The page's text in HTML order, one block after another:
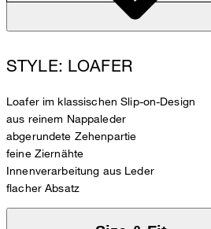
STYLE: LOAFER
Loafer im klassischen Slip-on-Design
aus reinem Nappaleder
abgerundete Zehenpartie
feine Ziernähte
Innenverarbeitung aus Leder
flacher Absatz